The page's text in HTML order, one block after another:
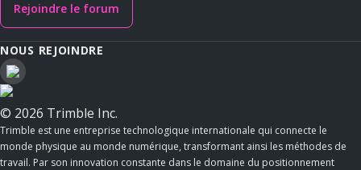
Rejoindre le forum
NOUS REJOINDRE
© 2026 Trimble Inc.
Trimble est une entreprise technologique internationale qui connecte le
monde physique au monde numérique, transformant ainsi les méthodes de
travail. Par son innovation constante dans le domaine du positionnement